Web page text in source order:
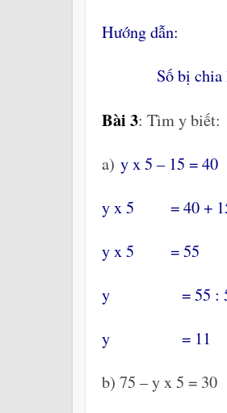
Hướng dẫn:
Số bị chia là:
Bài 3: Tìm y biết:
a) y x 5 – 15 = 40
y x 5 = 40 +
y x 5 = 55
y = 55 :
y = 11
b) 75 – y x 5 = 30